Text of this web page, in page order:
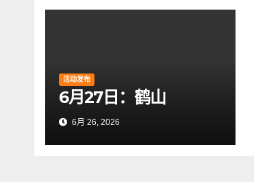
活动发布
6月27日：鹤山
6月 26, 2026